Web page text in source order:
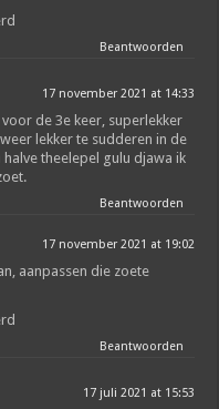
Beantwoorden
17 november 2021 at 14:33
de 3e keer, superlekker
lekker te sudderen in de
theelepel gulu djawa ik
Beantwoorden
17 november 2021 at 19:02
aanpassen die zoete
Beantwoorden
17 juli 2021 at 15:53